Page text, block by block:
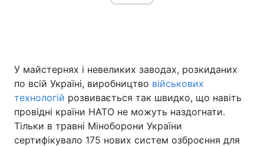
У майстернях і невеликих заводах, розкиданих
по всій Україні, виробництво військових
технологій розвивається так швидко, що навіть
провідні країни НАТО не можуть наздогнати.
Тільки в травні Міноборони України
сертифікувало 175 нових систем озброєння для